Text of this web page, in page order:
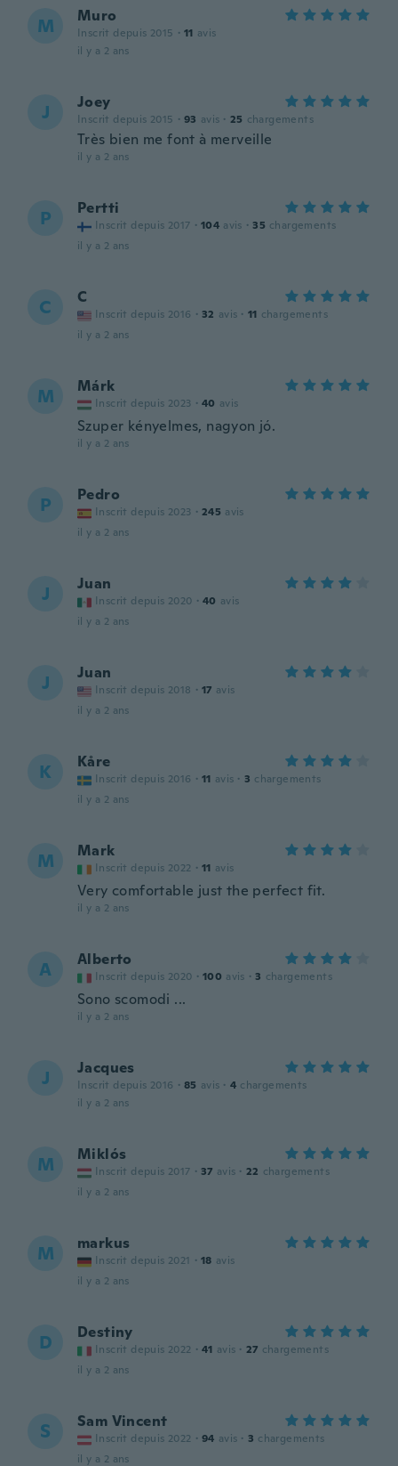
M Muro
Inscrit depuis 2015 · 11 avis
il y a 2 ans
J Joey
Inscrit depuis 2015 · 93 avis · 25 chargements
Très bien me font à merveille
il y a 2 ans
P Pertti
Inscrit depuis 2017 · 104 avis · 35 chargements
il y a 2 ans
C C
Inscrit depuis 2016 · 32 avis · 11 chargements
il y a 2 ans
M Márk
Inscrit depuis 2023 · 40 avis
Szuper kényelmes, nagyon jó.
il y a 2 ans
P Pedro
Inscrit depuis 2023 · 245 avis
il y a 2 ans
J Juan
Inscrit depuis 2020 · 40 avis
il y a 2 ans
J Juan
Inscrit depuis 2018 · 17 avis
il y a 2 ans
K Kåre
Inscrit depuis 2016 · 11 avis · 3 chargements
il y a 2 ans
M Mark
Inscrit depuis 2022 · 11 avis
Very comfortable just the perfect fit.
il y a 2 ans
A Alberto
Inscrit depuis 2020 · 100 avis · 3 chargements
Sono scomodi ...
il y a 2 ans
J Jacques
Inscrit depuis 2016 · 85 avis · 4 chargements
il y a 2 ans
M Miklós
Inscrit depuis 2017 · 37 avis · 22 chargements
il y a 2 ans
M markus
Inscrit depuis 2021 · 18 avis
il y a 2 ans
D Destiny
Inscrit depuis 2022 · 41 avis · 27 chargements
il y a 2 ans
S Sam Vincent
Inscrit depuis 2022 · 94 avis · 3 chargements
il y a 2 ans